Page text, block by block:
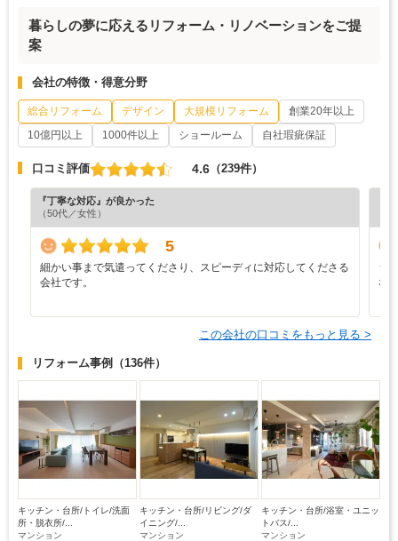
暮らしの夢に応えるリフォーム・リノベーションをご提
案
会社の特徴・得意分野
総合リフォーム デザイン 大規模リフォーム
創業20年以上
10億円以上
1000件以上 ショールーム 自社瑕疵保証
口コミ評価 4.6 （239件）
『丁寧な対応』が良かった
（50代／女性）
5
細かい事まで気遣ってくださり、スピーディに対応してくださる
会社です。
シ
な
この会社の口コミをもっと見る >
リフォーム事例 （136件）
キッチン・台所/トイレ/洗面
所・脱衣所/...
マンション
キッチン・台所/リビング/ダ
イニング/...
マンション
キッチン・台所/浴室・ユニッ
トバス/...
マンション